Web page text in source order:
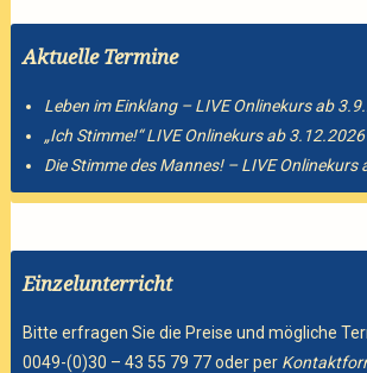
Aktuelle Termine
Leben im Einklang – LIVE Onlinekurs ab
„Ich Stimme!“ LIVE Onlinekurs ab 3.12.2026
Die Stimme des Mannes! – LIVE Onlinekurs
Einzelunterricht
Bitte erfragen Sie die Preise und mögliche
0049-(0)30 – 43 55 79 77 oder per